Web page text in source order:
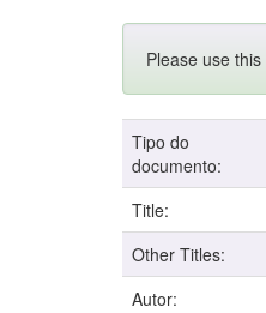
Please use
Tipo do
documento:
Title:
Other Titles:
Autor: